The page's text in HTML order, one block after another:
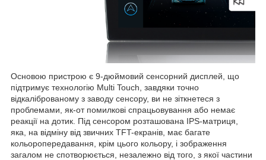
Основою пристрою є 9-дюймовий сенсорний дисплей, що
підтримує технологію Multi Touch, завдяки точно
відкаліброваному з заводу сенсору, ви не зіткнетеся з
проблемами, як-от помилкові спрацьовування або немає
реакції на дотик. Під сенсором розташована IPS-матриця,
яка, на відміну від звичних TFT-екранів, має багате
кольоропередавання, крім цього кольору, і зображення
загалом не спотворюється, незалежно від того, з якої частини